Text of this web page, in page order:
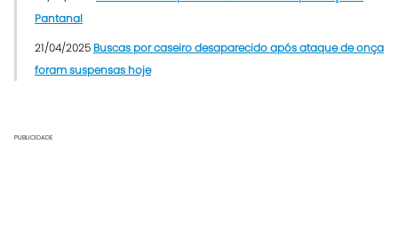
Pantanal
21/04/2025 Buscas por caseiro desaparecido após ataque de onça
foram suspensas hoje
PUBLICIDADE